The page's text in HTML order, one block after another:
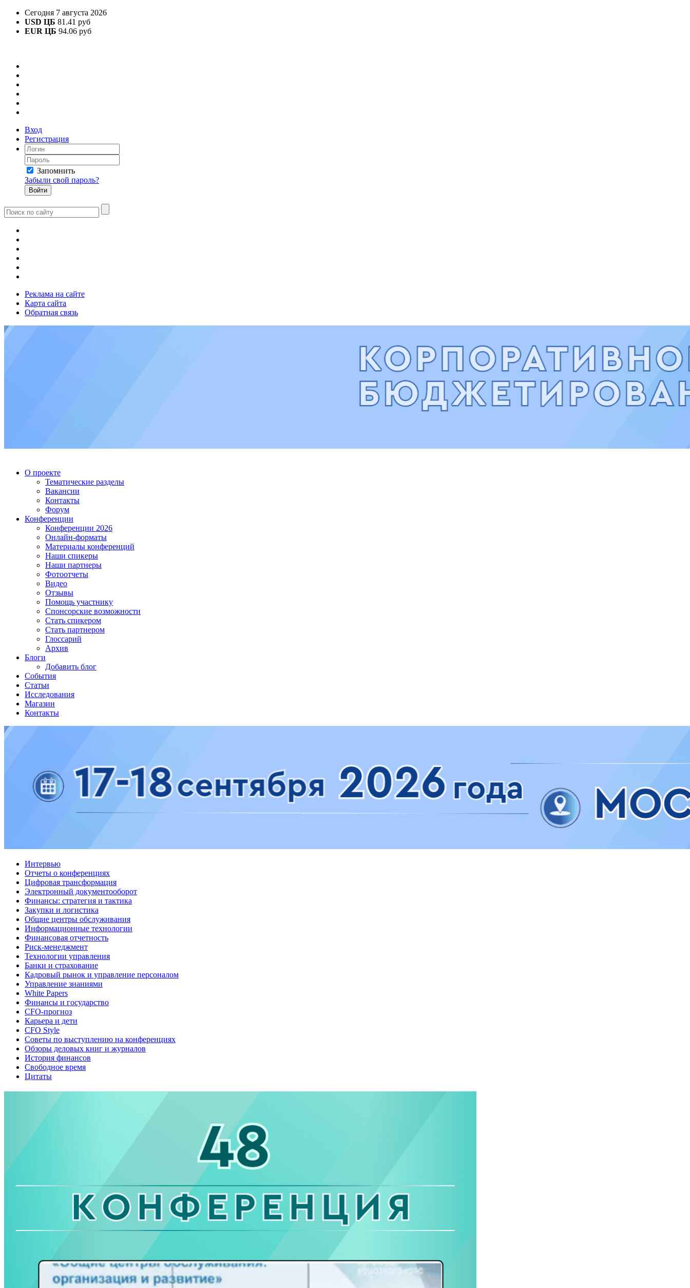
Сегодня 7 августа 2026
USD ЦБ 81.41 руб
EUR ЦБ 94.06 руб
Вход
Регистрация
Запомнить
Забыли свой пароль?
Реклама на сайте
Карта сайта
Обратная связь
О проекте
Тематические разделы
Вакансии
Контакты
Форум
Конференции
Конференции 2026
Онлайн-форматы
Материалы конференций
Наши спикеры
Наши партнеры
Фотоотчеты
Видео
Отзывы
Помощь участнику
Спонсорские возможности
Стать спикером
Стать партнером
Глоссарий
Архив
Блоги
Добавить блог
События
Статьи
Исследования
Магазин
Контакты
Интервью
Отчеты о конференциях
Цифровая трансформация
Электронный документооборот
Финансы: стратегия и тактика
Закупки и логистика
Общие центры обслуживания
Информационные технологии
Финансовая отчетность
Риск-менеджмент
Технологии управления
Банки и страхование
Кадровый рынок и управление персоналом
Управление знаниями
White Papers
Финансы и государство
CFO-прогноз
Карьера и дети
CFO Style
Советы по выступлению на конференциях
Обзоры деловых книг и журналов
История финансов
Свободное время
Цитаты